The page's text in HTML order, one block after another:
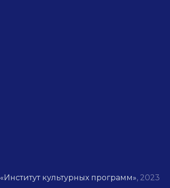
«Институт культурных программ», 2023